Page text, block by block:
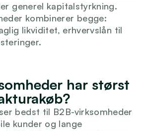
generel kapitalstyrkning.
kombinerer begge:
likviditet, erhvervslån til
har størst
bedst til B2B-virksomheder
kunder og lange